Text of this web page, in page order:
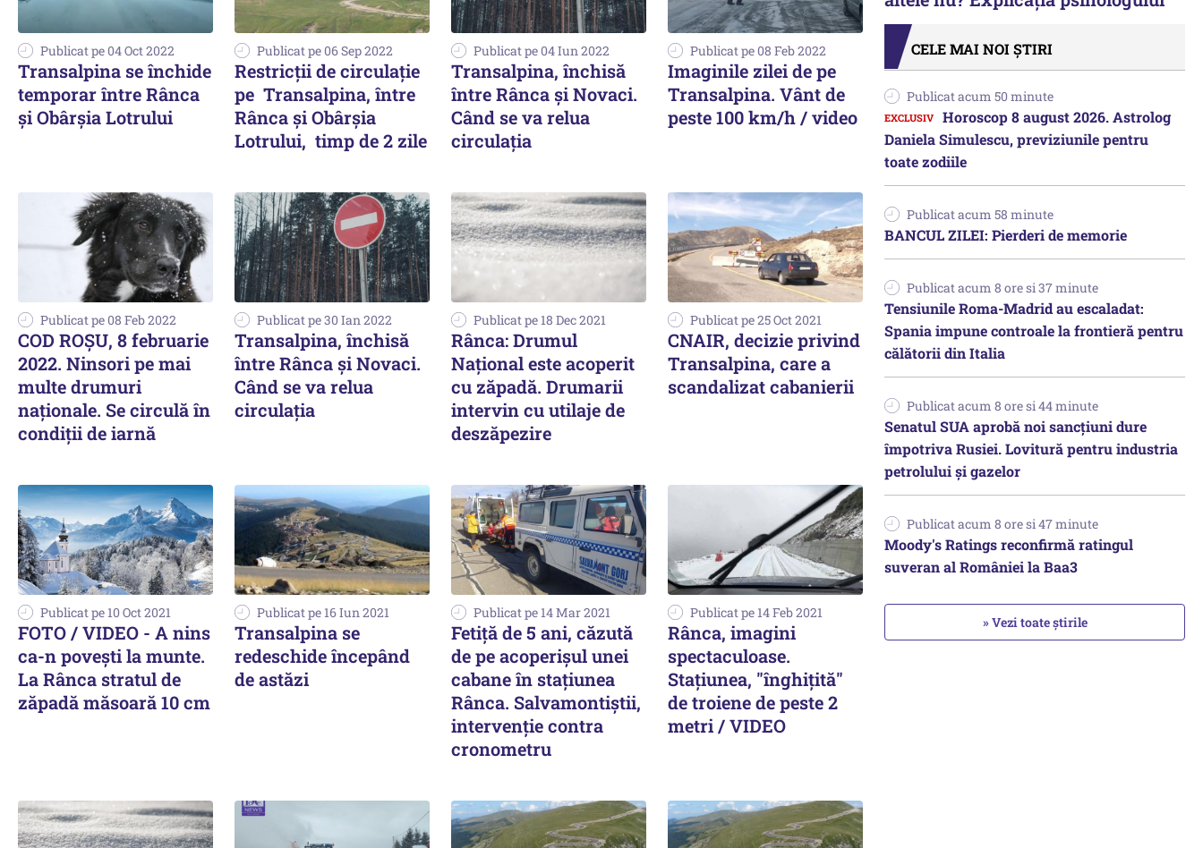
Publicat pe 04 Oct 2022
Transalpina se închide
temporar între Rânca
și Obârșia Lotrului
Publicat pe 06 Sep 2022
Restricții de circulație
pe Transalpina, între
Rânca și Obârșia
Lotrului, timp de 2 zile
Publicat pe 04 Iun 2022
Transalpina, închisă
între Rânca şi Novaci.
Când se va relua
circulația
Publicat pe 08 Feb 2022
Imaginile zilei de pe
Transalpina. Vânt de
peste 100 km/h / video
Publicat pe 08 Feb 2022
COD ROȘU, 8 februarie
2022. Ninsori pe mai
multe drumuri
naționale. Se circulă în
condiții de iarnă
Publicat pe 30 Ian 2022
Transalpina, închisă
între Rânca şi Novaci.
Când se va relua
circulația
Publicat pe 18 Dec 2021
Rânca: Drumul
Național este acoperit
cu zăpadă. Drumarii
intervin cu utilaje de
deszăpezire
Publicat pe 25 Oct 2021
CNAIR, decizie privind
Transalpina, care a
scandalizat cabanierii
Publicat pe 10 Oct 2021
FOTO / VIDEO - A nins
ca-n povești la munte.
La Rânca stratul de
zăpadă măsoară 10 cm
Publicat pe 16 Iun 2021
Transalpina se
redeschide începând
de astăzi
Publicat pe 14 Mar 2021
Fetiță de 5 ani, căzută
de pe acoperișul unei
cabane în stațiunea
Rânca. Salvamontiștii,
intervenție contra
cronometru
Publicat pe 14 Feb 2021
Rânca, imagini
spectaculoase.
Stațiunea, "înghițită"
de troiene de peste 2
metri / VIDEO
CELE MAI NOI ȘTIRI
Publicat acum 50 minute
Horoscop 8 august 2026. Astrolog
Daniela Simulescu, previziunile pentru
toate zodiile
Publicat acum 58 minute
BANCUL ZILEI: Pierderi de memorie
Publicat acum 8 ore si 37 minute
Tensiunile Roma-Madrid au escaladat:
Spania impune controale la frontieră pentru
călătorii din Italia
Publicat acum 8 ore si 44 minute
Senatul SUA aprobă noi sancțiuni dure
împotriva Rusiei. Lovitură pentru industria
petrolului și gazelor
Publicat acum 8 ore si 47 minute
Moody's Ratings reconfirmă ratingul
suveran al României la Baa3
» Vezi toate știrile